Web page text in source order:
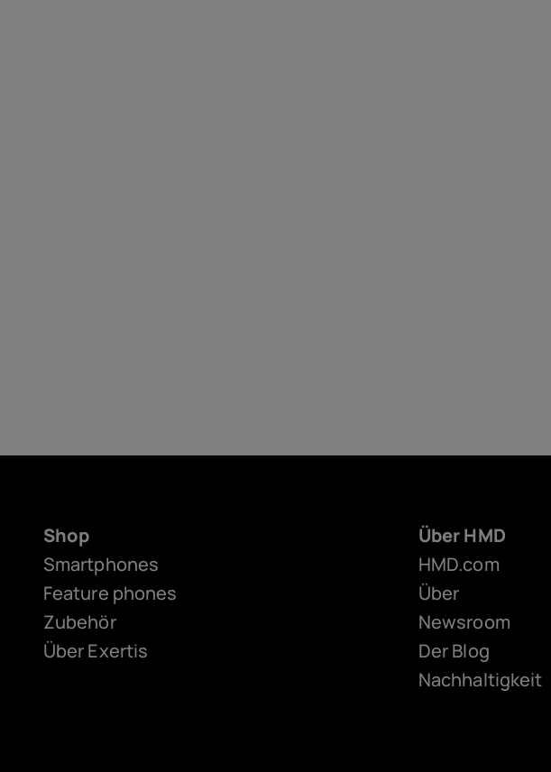
Shop
Smartphones
Feature phones
Zubehör
Über Exertis
Über HMD
HMD.com
Über
Newsroom
Der Blog
Nachhaltigkeit